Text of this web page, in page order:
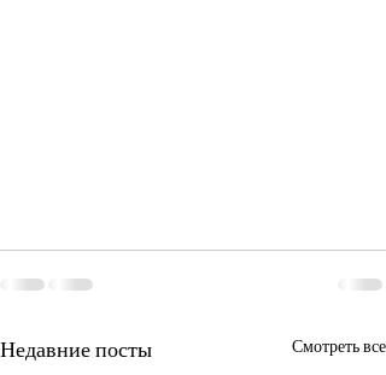
Недавние посты Смотреть все